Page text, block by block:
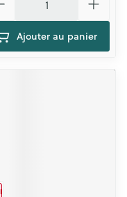
Ajouter au panier
Médicament